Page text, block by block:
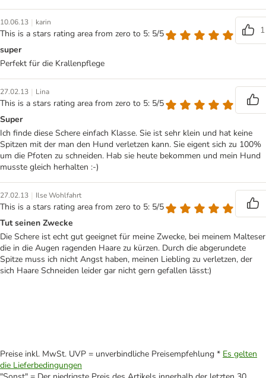
10.06.13 | karin
This is a stars rating area from zero to 5: 5/5
1
super
Perfekt für die Krallenpflege
27.02.13 | Lina
This is a stars rating area from zero to 5: 5/5
Super
Ich finde diese Schere einfach Klasse. Sie ist sehr klein und hat keine
Spitzen mit der man den Hund verletzen kann. Sie eigent sich zu 100%
um die Pfoten zu schneiden. Hab sie heute bekommen und mein Hund
musste gleich herhalten :-)
27.02.13 | Ilse Wohlfahrt
This is a stars rating area from zero to 5: 5/5
Tut seinen Zwecke
Die Schere ist echt gut geeignet für meine Zwecke, bei meinem Malteser
die in die Augen ragenden Haare zu kürzen. Durch die abgerundete
Spitze muss ich nicht Angst haben, meinen Liebling zu verletzen, der
sich Haare Schneiden leider gar nicht gern gefallen lässt:)
Preise inkl. MwSt. UVP = unverbindliche Preisempfehlung * Es gelten
die Lieferbedingungen